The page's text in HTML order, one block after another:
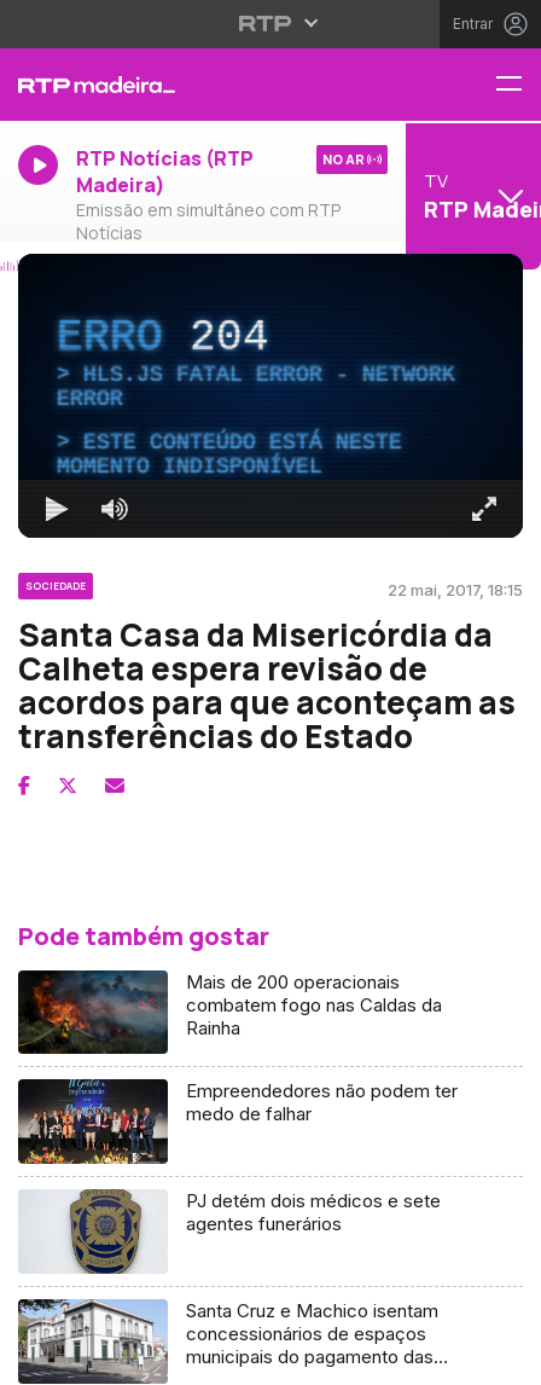
Entrar
RTP Notícias (RTP
Madeira)
Emissão em simultâneo com RTP
Notícias
NO AR
TV
RTP
ERRO204
HLS.JS FATAL ERROR - NETWORK
ERROR
ESTE CONTEÚDO ESTÁ NESTE
MOMENTO INDISPONÍVEL
SOCIEDADE 22 mai, 2017, 18:15
Santa Casa da Misericórdia da
Calheta espera revisão de
acordos para que aconteçam as
transferências do Estado
Pode também gostar
Mais de 200 operacionais
combatem fogo nas Caldas da
Rainha
Empreendedores não podem ter
medo de falhar
PJ detém dois médicos e sete
agentes funerários
Santa Cruz e Machico isentam
concessionários de espaços
municipais do pagamento das